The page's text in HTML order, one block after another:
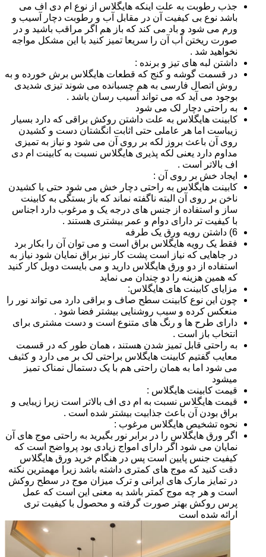
جذب رطوبت به علت اینکه هایگلاس از نوع ام دی اف می
باشد نوع بی کیفیت آن در مقابل آب و رطوبت دچار آسیب و
ورم می شود و باد می کند که باز هم اگر مراقب باشید و در
صورت ریختن آب آن را سریعا تمیز کنید با این مشکل مواجه
نخواهید شد .
داشتن لبه های تیز و برنده :
در قسمت گوشه و کنج که قطعات هایگلاس برش خورده و به
روش اتصال فارسی به هم چسبانده می شوند تیزی شدیدی
بوجود می آید که می تواند آسیب رسان باشد .
به راحتی دچار لک می شود
کابینت هایگلاس به علت داشتن روکش براقی که دارد بسیار
زیباست اما هر عاملی حتی اثابت انگشتان دست و کشیدن
روی آن باعث بروز لکه بر روی آن می شود و نیاز به تمیزی
مداوم دارد یعنی لکه پذیری هایگلاس نسبت به کابینت ام دی
اف بالاتر است .
ایجاد خش بر روی آن :
کابینت هایگلاس به راحتی دچار خش می شود حتی با کشیدن
ناخن بر روی آن البته ناگفته نماند که باز بستگی به کابینت
ساز و استفاده از جنس های درجه یک و مرغوب دارد اجناس
با کیفیت تر دارای دوام و عمر بیشتری هستند .
6) داشتن رویه ورق یک طرفه
فقط یک رویه هایگلاس براق است و می توان آن را بکار برد
در جاهایی که نیاز است پشت کار نیز براق نمایان شود نیاز به
استفاده از دو ورق هایگلاس دارید و می بایست دوبل کار کنید
که همین هزینه را دو چندان می نماید
مزایای کابینت های هایگلاس:
چون این نوع کابینت سطح صاف و براقی دارد می تواند نور را
منعکس کرده و سبب روشنایی بیشتر فضا شود .
دارای طرح ها و رنگ های متنوع است و دست مشتری برای
انتخاب باز است .
به راحتی قابل تمیز شدن هستند ، همان طور که در قسمت
معایب گفتیم کابینت هایگلاس براحتی لک بر می دارد و کثیف
می شود اما به همان راحتی هم با یک دستمال نمناک تمیز
میشود
قیمت کابینت هایگلاس :
قیمت هایگلاس نسبت به ام دی اف بالاتر است زیرا زیبایی و
براق بودن آن باعث جذابیت بیشتر شده است .
نحوه تشخیص هایگلاس مرغوب :
اگر ورق هایگلاس را در برابر نور بگیرید به راحتی موج های آن
نمایان می شود اگر دارای امواج زیادی بود پرواضح است که
کیفیت جنس پایین است پس در هنگام خرید ورق هایگلاس
دقت کنید که موج های کمتری داشته باشد زیرا مهمترین نکته
در تمایز مارک های ایرانی و ترک میزان موج در سطح روکش
است و هر چه موج کمتر باشد به معنی این است که عمل
پرس روکش بهتر صورت گرفته و محصول با کیفیت تری
ارائه شده است